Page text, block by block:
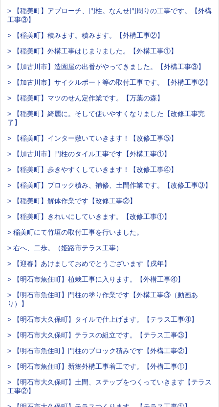
> 【稲美町】アプローチ、門柱。なんせ門周りの工事です。【外構
工事③】
> 【稲美町】積みます。積みます。【外構工事②】
> 【稲美町】外構工事はじまりました。【外構工事①】
> 【加古川市】造園屋の出番がやってきました。【外構工事③】
> 【加古川市】サイクルポート等の取付工事です。【外構工事②】
> 【稲美町】マツのせん定作業です。【万葉の森】
> 【稲美町】綺麗に。そして使いやすくなりました【改修工事完
了】
> 【稲美町】インター敷いていきます！【改修工事⑤】
> 【加古川市】門柱のタイル工事です【外構工事①】
> 【稲美町】歩きやすくしていきます！【改修工事④】
> 【稲美町】ブロック積み、補修、土間作業です。【改修工事③】
> 【稲美町】解体作業です【改修工事②】
> 【稲美町】きれいにしていきます。【改修工事①】
> 稲美町にて竹垣の取付工事を行いました。
> 右へ、二歩。（姫路市テラス工事）
> 【迎春】あけましておめでとうございます【戌年】
> 【明石市魚住町】植栽工事に入ります。【外構工事④】
> 【明石市魚住町】門柱の塗り作業です【外構工事③（動画あ
り）】
> 【明石市大久保町】タイルで仕上げます。【テラス工事④】
> 【明石市大久保町】テラスの組立です。【テラス工事③】
> 【明石市魚住町】門柱のブロック積みです【外構工事②】
> 【明石市魚住町】新築外構工事着工です。【外構工事①】
> 【明石市大久保町】土間、ステップをつくっていきます【テラス
工事②】